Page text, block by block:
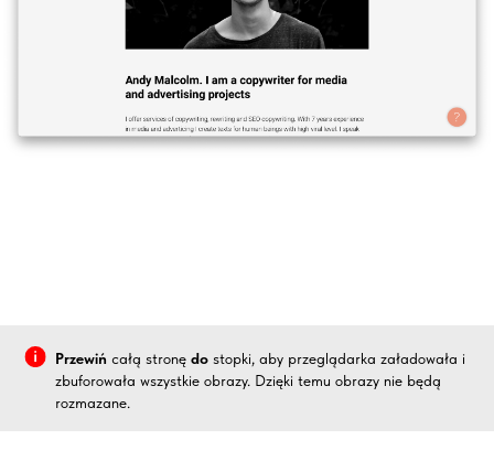
Przewiń całą stronę do stopki, aby przeglądarka załadowała i
zbuforowała wszystkie obrazy. Dzięki temu obrazy nie będą
rozmazane.